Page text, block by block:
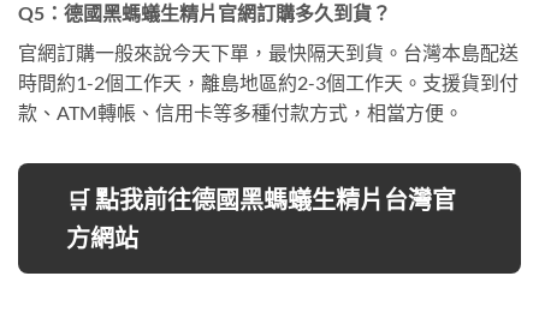
Q5：德國黑螞蟻生精片官網訂購多久到貨？
官網訂購一般來說今天下單，最快隔天到貨。台灣本島配送
時間約1-2個工作天，離島地區約2-3個工作天。支援貨到付
款、ATM轉帳、信用卡等多種付款方式，相當方便。
🛒 點我前往德國黑螞蟻生精片台灣官
方網站